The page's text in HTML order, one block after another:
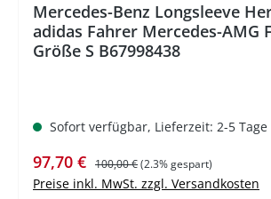
Mercedes-Benz Longsleeve
adidas Fahrer Mercedes-AMG
Größe S B67998438
Sofort verfügbar, Lieferzeit: 2-5 Tage
Verkaufspreis:
97,70 € Regulärer Preis:
100,00 €(2.3% gespart)
Preise inkl. MwSt. zzgl. Versandkosten